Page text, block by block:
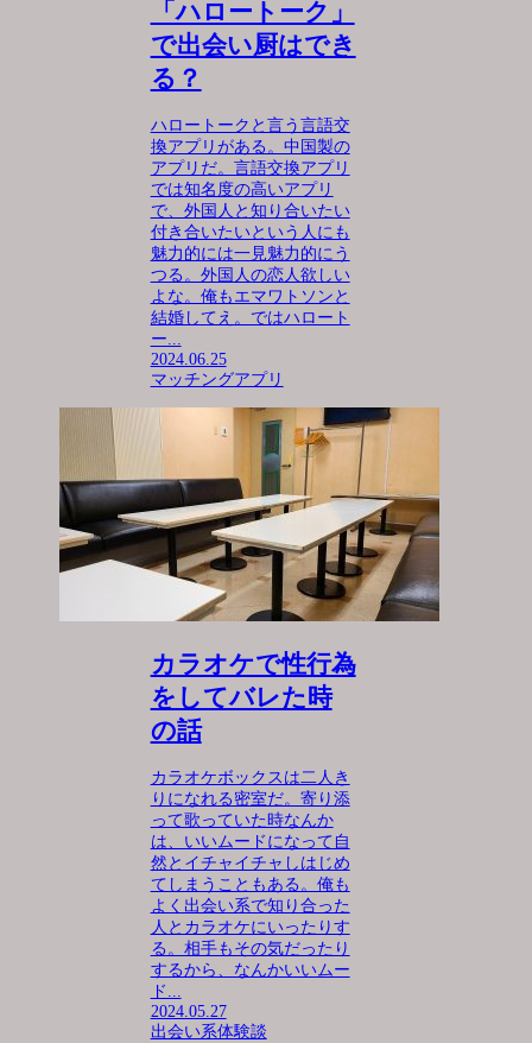
「ハロートーク」
で出会い厨はでき
る？
ハロートークと言う言語交
換アプリがある。中国製の
アプリだ。言語交換アプリ
では知名度の高いアプリ
で、外国人と知り合いたい
付き合いたいという人にも
魅力的には一見魅力的にう
つる。外国人の恋人欲しい
よな。俺もエマワトソンと
結婚してえ。ではハロート
ー...
2024.06.25
マッチングアプリ
カラオケで性行為
をしてバレた時
の話
カラオケボックスは二人き
りになれる密室だ。寄り添
って歌っていた時なんか
は、いいムードになって自
然とイチャイチャしはじめ
てしまうこともある。俺も
よく出会い系で知り合った
人とカラオケにいったりす
る。相手もその気だったり
するから、なんかいいムー
ド...
2024.05.27
出会い系体験談